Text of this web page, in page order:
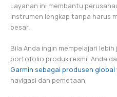
Layanan ini membantu
instrumen lengkap tanpa harus
besar.
Bila Anda ingin mempelajari
portofolio produk resmi, Anda
Garmin sebagai produsen global
navigasi dan pemetaan.